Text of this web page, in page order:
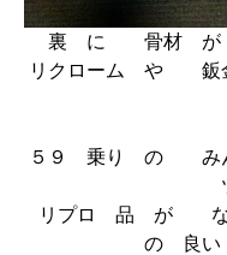
裏 に 骨材 が
リクローム や
５９ 乗り の み
リプロ 品 が な
の 良